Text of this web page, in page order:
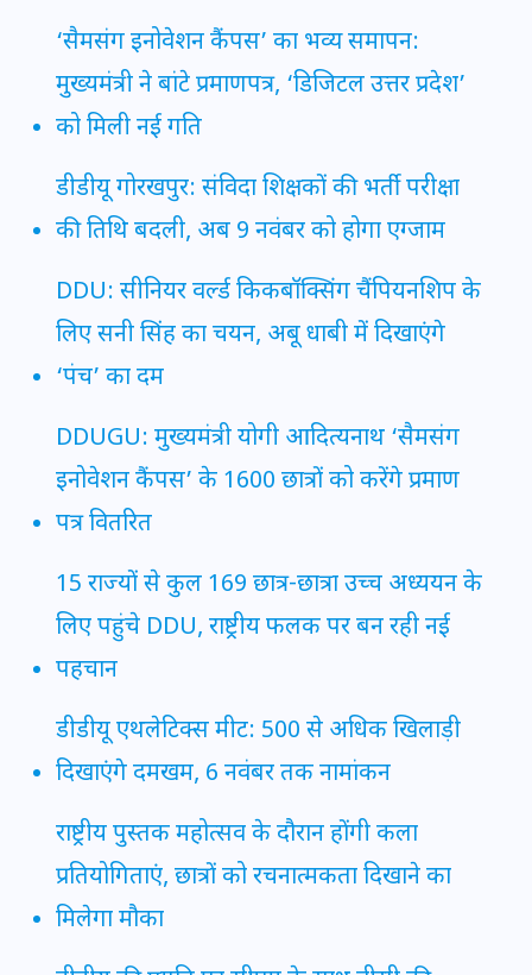
‘सैमसंग इनोवेशन कैंपस’ का भव्य समापन:
मुख्यमंत्री ने बांटे प्रमाणपत्र, ‘डिजिटल उत्तर प्रदेश’
को मिली नई गति
डीडीयू गोरखपुर: संविदा शिक्षकों की भर्ती परीक्षा
की तिथि बदली, अब 9 नवंबर को होगा एग्जाम
DDU: सीनियर वर्ल्ड किकबॉक्सिंग चैंपियनशिप के
लिए सनी सिंह का चयन, अबू धाबी में दिखाएंगे
‘पंच’ का दम
DDUGU: मुख्यमंत्री योगी आदित्यनाथ ‘सैमसंग
इनोवेशन कैंपस’ के 1600 छात्रों को करेंगे प्रमाण
पत्र वितरित
15 राज्यों से कुल 169 छात्र-छात्रा उच्च अध्ययन के
लिए पहुंचे DDU, राष्ट्रीय फलक पर बन रही नई
पहचान
डीडीयू एथलेटिक्स मीट: 500 से अधिक खिलाड़ी
दिखाएंगे दमखम, 6 नवंबर तक नामांकन
राष्ट्रीय पुस्तक महोत्सव के दौरान होंगी कला
प्रतियोगिताएं, छात्रों को रचनात्मकता दिखाने का
मिलेगा मौका